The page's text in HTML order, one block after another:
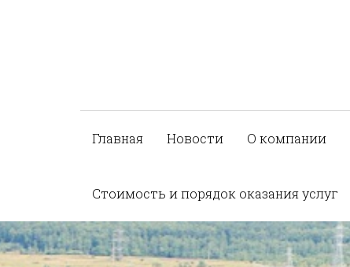
Главная Новости О компании
Стоимость и порядок оказания услуг